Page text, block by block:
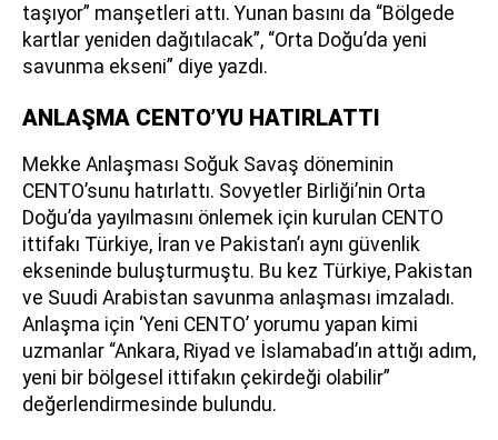
taşıyor” manşetleri attı. Yunan basını da “Bölgede
kartlar yeniden dağıtılacak”, “Orta Doğu’da yeni
savunma ekseni” diye yazdı.
ANLAŞMA CENTO’YU HATIRLATTI
Mekke Anlaşması Soğuk Savaş döneminin
CENTO’sunu hatırlattı. Sovyetler Birliği’nin Orta
Doğu’da yayılmasını önlemek için kurulan CENTO
ittifakı Türkiye, İran ve Pakistan’ı aynı güvenlik
ekseninde buluşturmuştu. Bu kez Türkiye, Pakistan
ve Suudi Arabistan savunma anlaşması imzaladı.
Anlaşma için ‘Yeni CENTO’ yorumu yapan kimi
uzmanlar “Ankara, Riyad ve İslamabad’ın attığı adım,
yeni bir bölgesel ittifakın çekirdeği olabilir”
değerlendirmesinde bulundu.